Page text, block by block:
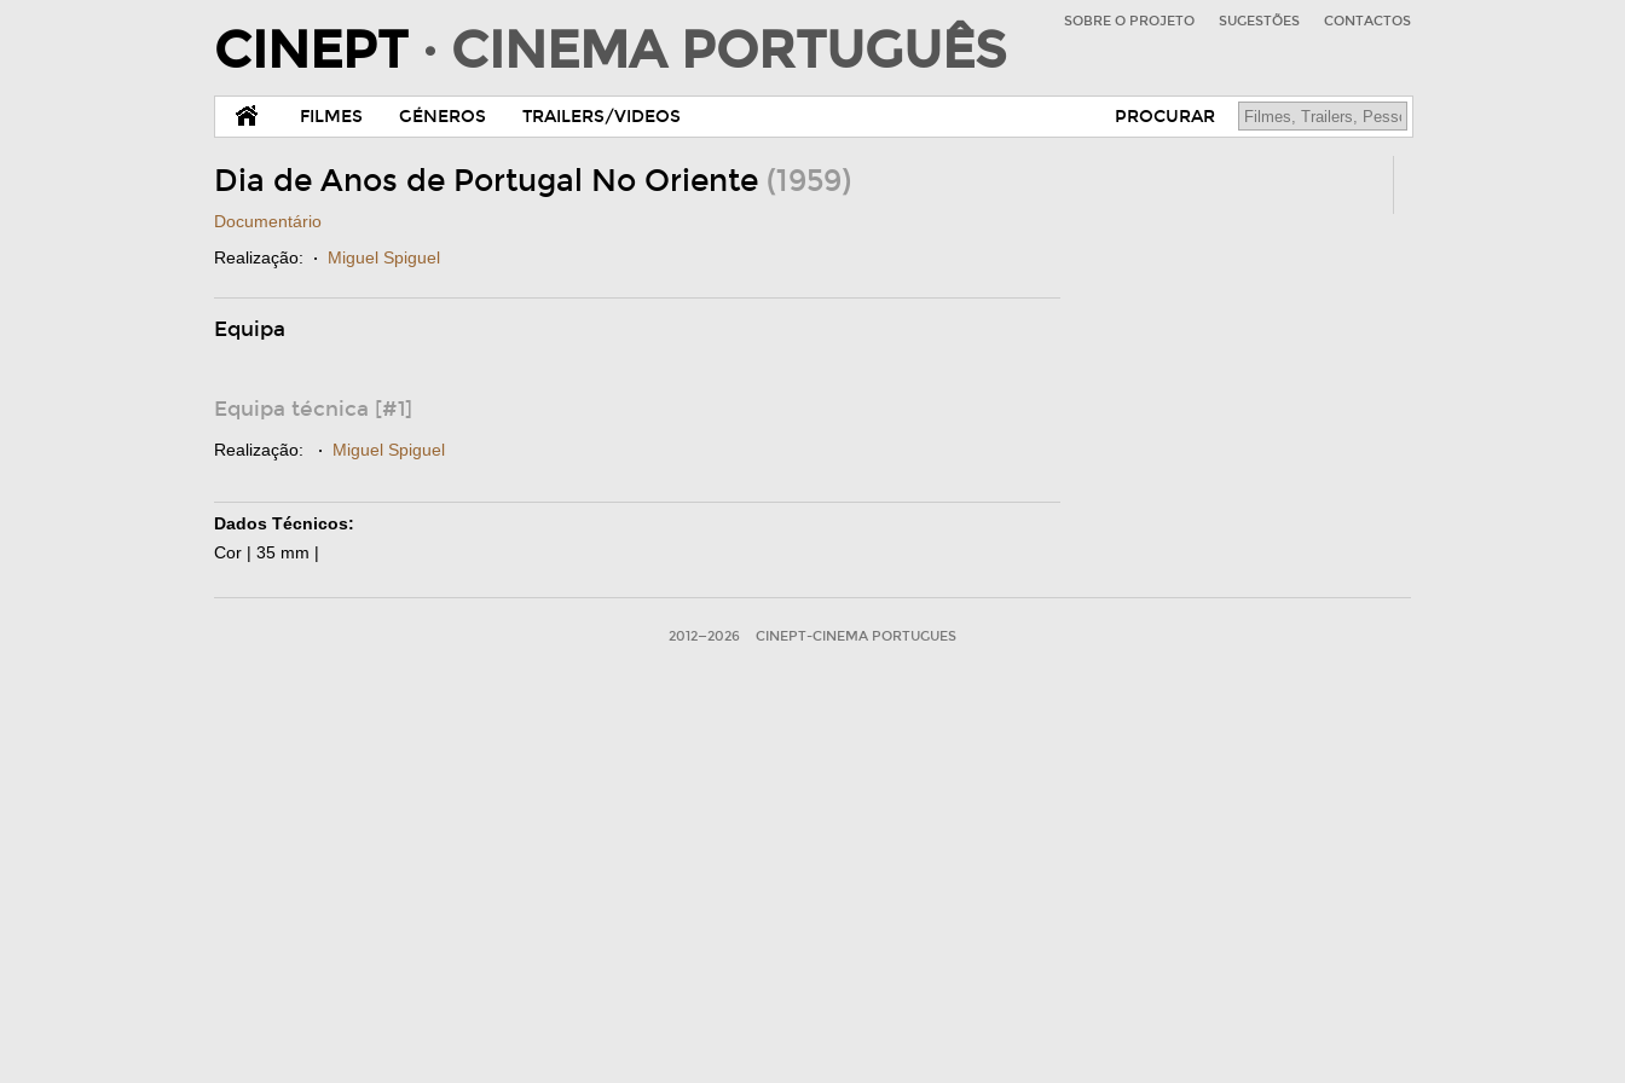
CINEPT · CINEMA PORTUGUÊS SOBRE O PROJETO SUGESTÕES CONTACTOS
FILMES GÉNEROS TRAILERS/VIDEOS PROCURAR
Dia de Anos de Portugal No Oriente (1959)
Documentário
Realização: · Miguel Spiguel
Equipa
Equipa técnica [#1]
Realização: · Miguel Spiguel
Dados Técnicos:
Cor | 35 mm |
2012—2026 CINEPT-CINEMA PORTUGUES